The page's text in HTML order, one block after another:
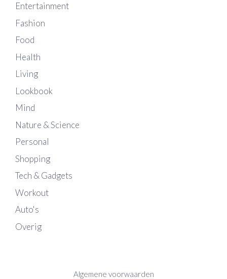
Entertainment
Fashion
Food
Health
Living
Lookbook
Mind
Nature & Science
Personal
Shopping
Tech & Gadgets
Workout
Auto's
Overig
Algemene voorwaarden